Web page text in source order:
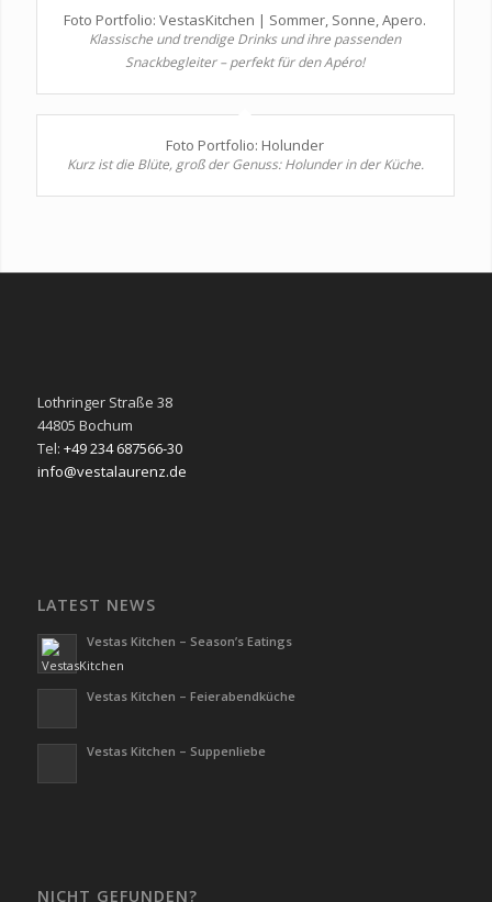
Foto Portfolio: VestasKitchen | Sommer, Sonne, Apero.
Klassische und trendige Drinks und ihre passenden
Snackbegleiter – perfekt für den Apéro!
Foto Portfolio: Holunder
Kurz ist die Blüte, groß der Genuss: Holunder in der Küche.
Lothringer Straße 38
44805 Bochum
Tel: +49 234 687566-30
info@vestalaurenz.de
LATEST NEWS
Vestas Kitchen – Season’s Eatings
Vestas Kitchen – Feierabendküche
Vestas Kitchen – Suppenliebe
NICHT GEFUNDEN?